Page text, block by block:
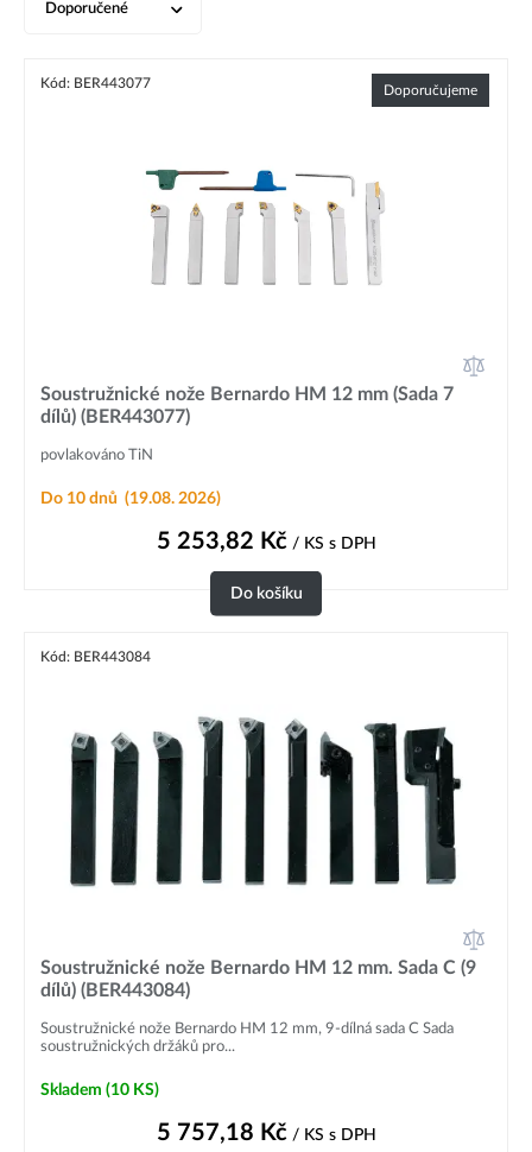
Doporučené
Kód: BER443077 Doporučujeme
Soustružnické nože Bernardo HM 12 mm (Sada 7
dílů) (BER443077)
povlakováno TiN
Do 10 dnů (19.08. 2026)
5 253,82 Kč/ KS s DPH
Do košíku
Kód: BER443084
Soustružnické nože Bernardo HM 12 mm. Sada C (9
dílů) (BER443084)
Soustružnické nože Bernardo HM 12 mm, 9-dílná sada C Sada
soustružnických držáků pro...
Skladem (10 KS)
5 757,18 Kč/ KS s DPH